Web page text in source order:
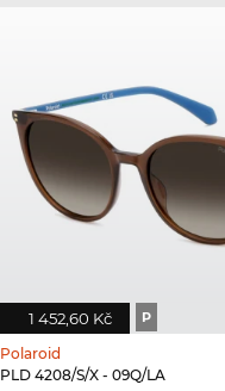
1 452,60 Kč P
Polaroid
PLD 4208/S/X - 09Q/LA